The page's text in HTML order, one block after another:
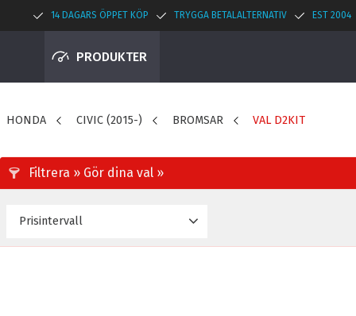
14 DAGARS ÖPPET KÖP TRYGGA BETALALTERNATIV EST 2004
PRODUKTER
HONDA CIVIC (2015-) BROMSAR VAL D2KIT
Prisintervall